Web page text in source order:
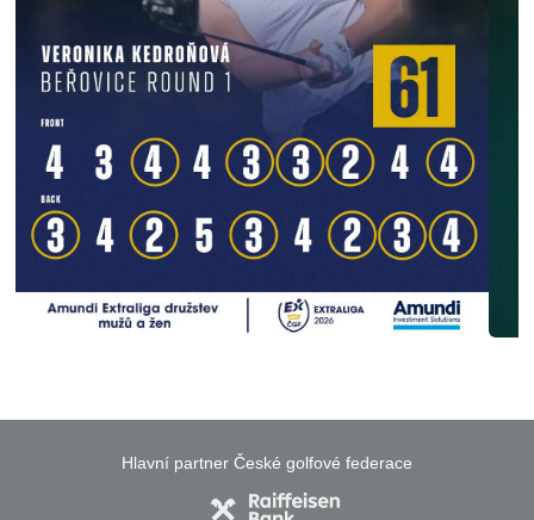
Hlavní partner České golfové federace